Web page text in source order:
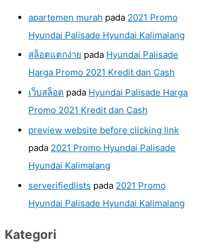
apartemen murah pada 2021 Promo
Hyundai Palisade Hyundai Kalimalang
สล็อตแตกง่าย pada Hyundai Palisade
Harga Promo 2021 Kredit dan Cash
เว็บสล็อต pada Hyundai Palisade Harga
Promo 2021 Kredit dan Cash
preview website before clicking link
pada 2021 Promo Hyundai Palisade
Hyundai Kalimalang
serverifiedlists pada 2021 Promo
Hyundai Palisade Hyundai Kalimalang
Kategori